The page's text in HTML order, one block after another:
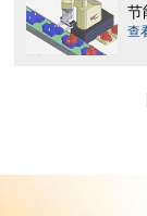
节
查